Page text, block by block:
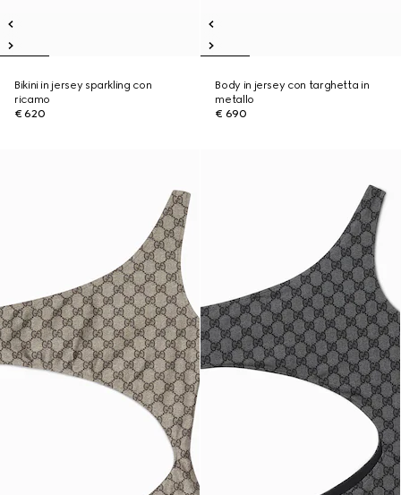
Bikini in jersey sparkling con
ricamo
€ 620
Body in jersey con targhetta in
metallo
€ 690